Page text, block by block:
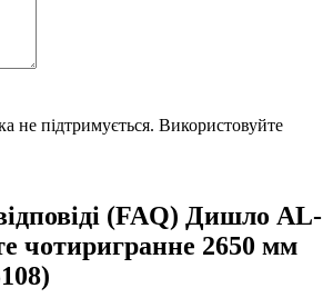
не підтримується. Використовуйте
(FAQ) Дишло AL-
чотиригранне 2650 мм